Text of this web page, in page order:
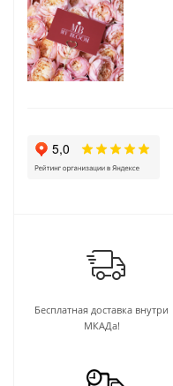
Бесплатная доставка внутри
МКАДа!